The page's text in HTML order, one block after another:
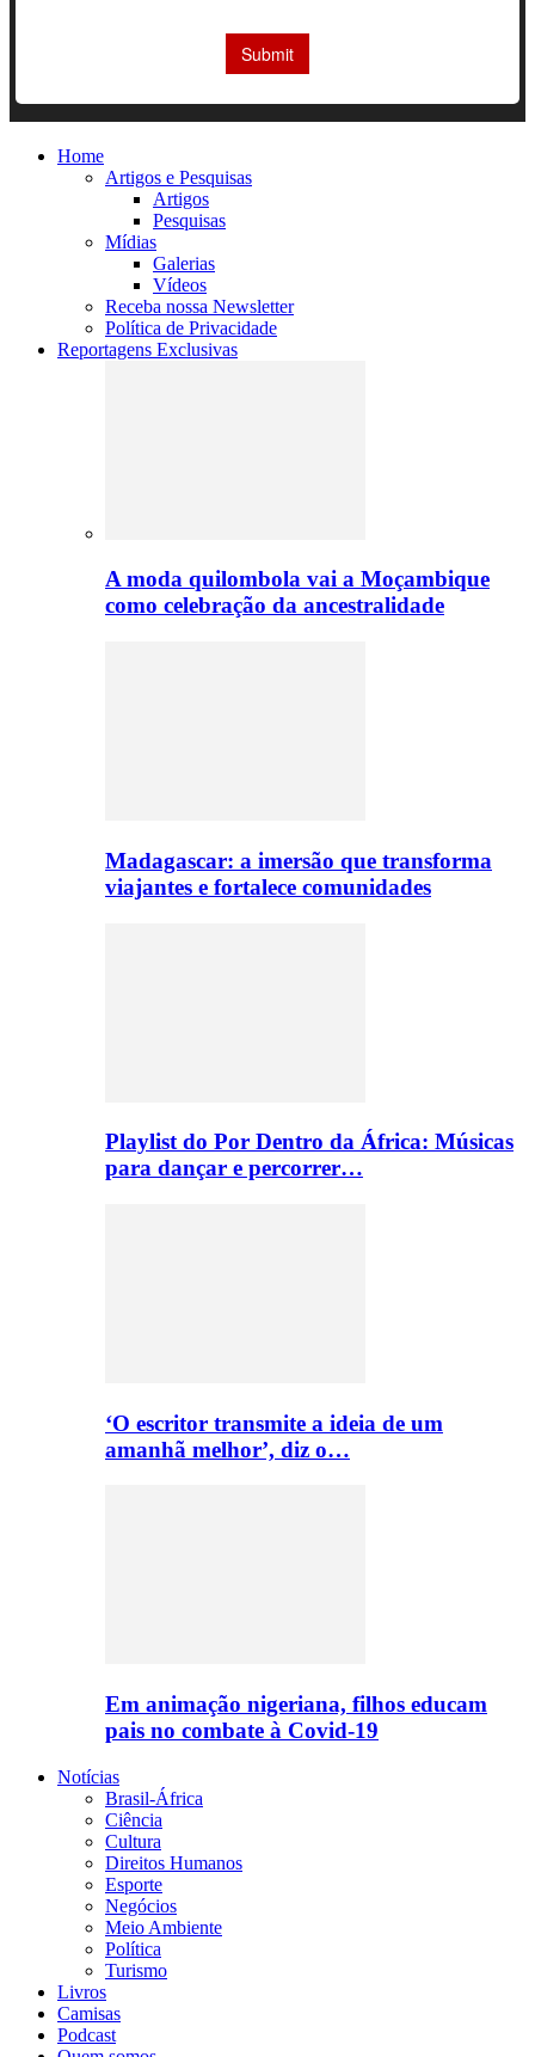
Home
Artigos e Pesquisas
Artigos
Pesquisas
Mídias
Galerias
Vídeos
Receba nossa Newsletter
Política de Privacidade
Reportagens Exclusivas
A moda quilombola vai a Moçambique
como celebração da ancestralidade
Madagascar: a imersão que transforma
viajantes e fortalece comunidades
Playlist do Por Dentro da África: Músicas
para dançar e percorrer…
‘O escritor transmite a ideia de um
amanhã melhor’, diz o…
Em animação nigeriana, filhos educam
pais no combate à Covid-19
Notícias
Brasil-África
Ciência
Cultura
Direitos Humanos
Esporte
Negócios
Meio Ambiente
Política
Turismo
Livros
Camisas
Podcast